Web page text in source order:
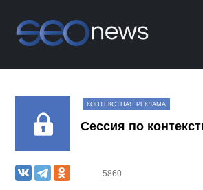
КОНТЕКСТНАЯ РЕКЛАМА
Сессия по
5860